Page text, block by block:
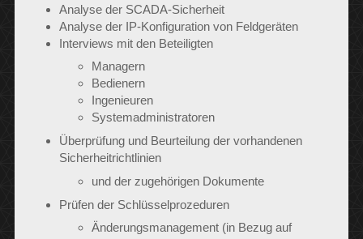
Analyse der SCADA-Sicherheit
Analyse der IP-Konfiguration von Feldgeräten
Interviews mit den Beteiligten
Managern
Bedienern
Ingenieuren
Systemadministratoren
Überprüfung und Beurteilung der vorhandenen
Sicherheitrichtlinien
und der zugehörigen Dokumente
Prüfen der Schlüsselprozeduren
Änderungsmanagement (in Bezug auf